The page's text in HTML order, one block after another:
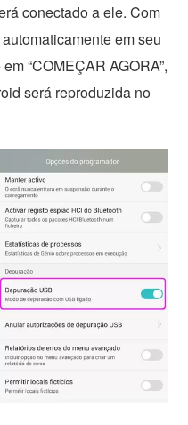
conectado a ele. Com
em seu
“COMEÇAR AGORA”,
será reproduzida no